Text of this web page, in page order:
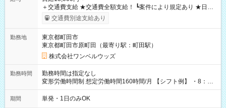
＋交通費支給 ★交通費全額支給！ ┗案件により規定あり ★日払
いOK！（規定あり） ┗働いたその日に現金GET♪ お仕事後はコ
ンビニATMから 日払い分を引き落とせます！ 【試用期間】試
交通費別途支給あり
勤務地
東京都町田市
東京都町田市原町田（最寄り駅：町田駅）
株式会社ワンベルウッズ
勤務時間
勤務時間は指定なし
変形労働時間制 想定労働時間160時間/月 【シフト例】 ・8：00
～21：00
期間 単発・1日のみOK